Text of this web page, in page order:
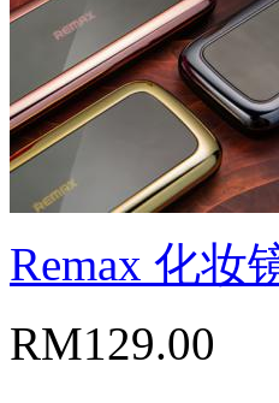
Remax 化妆
RM129.00